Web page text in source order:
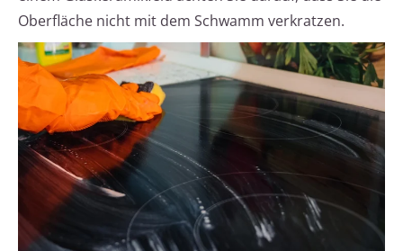
Oberfläche nicht mit dem Schwamm verkratzen.